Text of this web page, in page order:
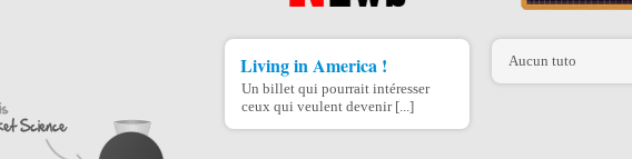
Living in America !
Un billet qui pourrait intéresser
ceux qui veulent devenir [...]
Aucun tuto